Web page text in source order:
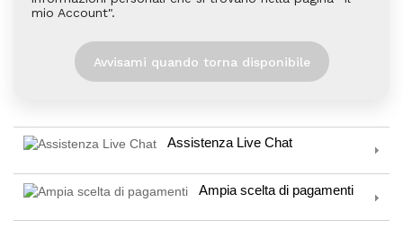
mio Account".
Avvisami quando torna disponibile
Assistenza Live Chat
Ampia scelta di pagamenti